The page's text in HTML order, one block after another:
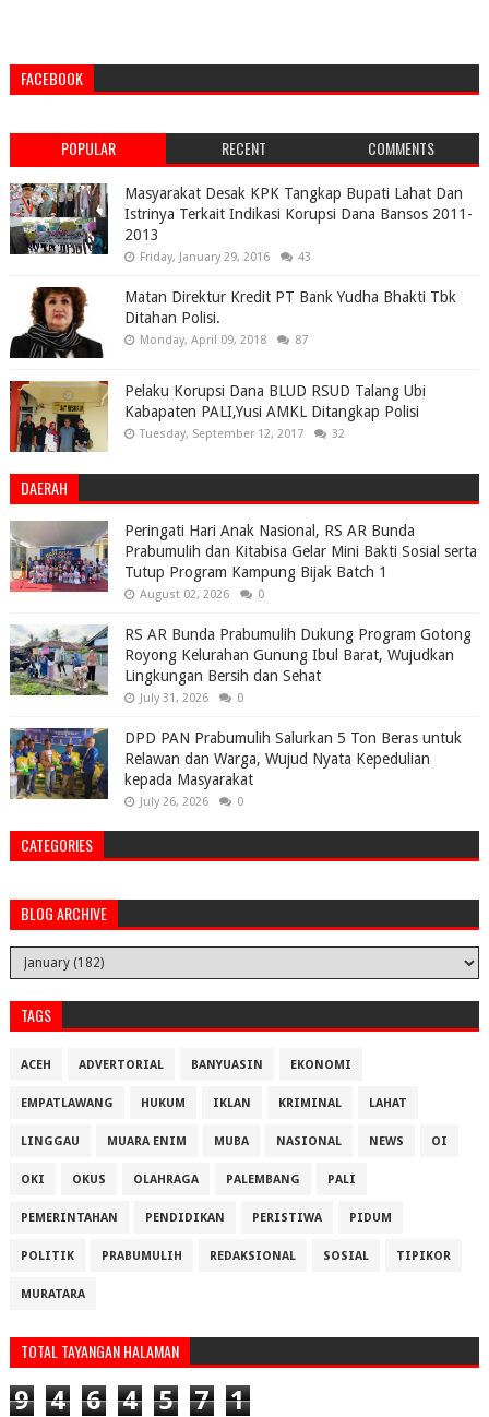
FACEBOOK
POPULAR RECENT COMMENTS
Masyarakat Desak KPK Tangkap Bupati Lahat Dan
Istrinya Terkait Indikasi Korupsi Dana Bansos 2011-
2013
Friday, January 29, 2016 43
Matan Direktur Kredit PT Bank Yudha Bhakti Tbk
Ditahan Polisi.
Monday, April 09, 2018 87
Pelaku Korupsi Dana BLUD RSUD Talang Ubi
Kabapaten PALI,Yusi AMKL Ditangkap Polisi
Tuesday, September 12, 2017 32
DAERAH
Peringati Hari Anak Nasional, RS AR Bunda
Prabumulih dan Kitabisa Gelar Mini Bakti Sosial serta
Tutup Program Kampung Bijak Batch 1
August 02, 2026 0
RS AR Bunda Prabumulih Dukung Program Gotong
Royong Kelurahan Gunung Ibul Barat, Wujudkan
Lingkungan Bersih dan Sehat
July 31, 2026 0
DPD PAN Prabumulih Salurkan 5 Ton Beras untuk
Relawan dan Warga, Wujud Nyata Kepedulian
kepada Masyarakat
July 26, 2026 0
CATEGORIES
BLOG ARCHIVE
TAGS
ACEH ADVERTORIAL BANYUASIN EKONOMI
EMPATLAWANG HUKUM IKLAN KRIMINAL LAHAT
LINGGAU MUARA ENIM MUBA NASIONAL NEWS OI
OKI OKUS OLAHRAGA PALEMBANG PALI
PEMERINTAHAN PENDIDIKAN PERISTIWA PIDUM
POLITIK PRABUMULIH REDAKSIONAL SOSIAL TIPIKOR
MURATARA
TOTAL TAYANGAN HALAMAN
9 4 6 4 5 7 1